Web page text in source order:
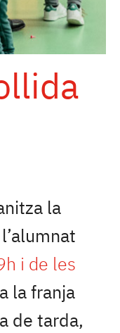
la
i de les
la franja
de tarda,